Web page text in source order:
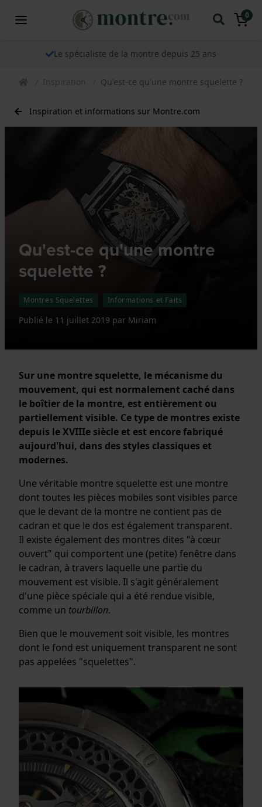
0
Le spécialiste de la montre depuis 25 ans
Inspiration Qu'est-ce qu'une montre squelette ?
Inspiration et informations sur Montre.com
Qu'est-ce qu'une montre
squelette ?
Montres Squelettes Informations et Faits
Publié le 11 juillet 2019 par Miriam
Sur une montre squelette, le mécanisme du
mouvement, qui est normalement caché dans
le boîtier de la montre, est entièrement ou
partiellement visible. Ce type de montres existe
depuis le XVIIIe siècle et est encore fabriqué
aujourd'hui, dans des styles classiques et
modernes.
Une véritable montre squelette est une montre
dont toutes les pièces mobiles sont visibles parce
que le devant de la montre ne contient pas de
cadran et que le dos est également transparent.
Il existe également des montres dites "à cœur
ouvert" qui comportent une (petite) fenêtre dans
le cadran, à travers laquelle une partie du
mouvement est visible. Il s'agit généralement
d'une pièce spéciale qui a été rendue visible,
comme un tourbillon.
Bien que le mouvement soit visible, les montres
dont le fond est uniquement transparent ne sont
pas appelées "squelettes".